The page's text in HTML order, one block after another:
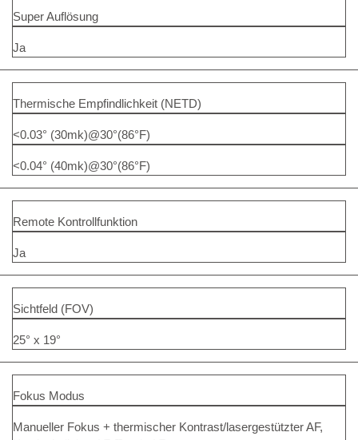
Super Auflösung
Ja
Thermische Empfindlichkeit (NETD)
<0.03° (30mk)@30°(86°F)
<0.04° (40mk)@30°(86°F)
Remote Kontrollfunktion
Ja
Sichtfeld (FOV)
25° x 19°
Fokus Modus
Manueller Fokus + thermischer Kontrast/lasergestützter AF,